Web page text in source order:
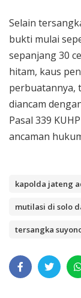
Selain
bukti mulai
sepanjang 30
hitam, kaus
perbuatannya,
diancam
Pasal 339
ancaman
kapolda jateng
mutilasi di solo
tersangka